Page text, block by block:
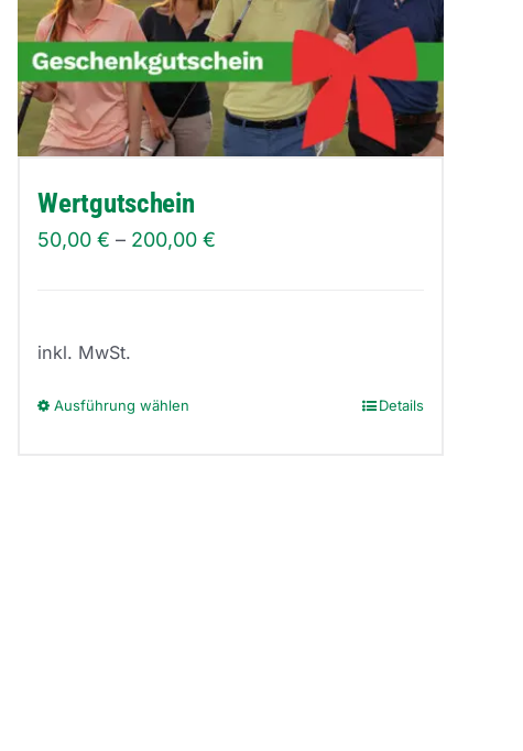
Wertgutschein
50,00€ – 200,00€
inkl. MwSt.
Ausführung wählen Details